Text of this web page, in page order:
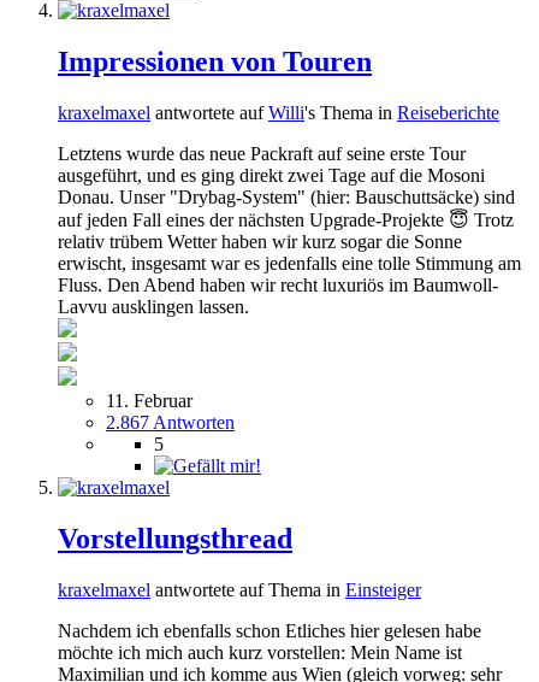
Impressionen von Touren
kraxelmaxel antwortete aufWilli's Thema in Reiseberichte
Letztens wurde das neue Packraft auf seine erste Tour
ausgeführt, und es ging direkt zwei Tage auf die Mosoni
Donau. Unser "Drybag-System" (hier: Bauschuttsäcke) sind
auf jeden Fall eines der nächsten Upgrade-Projekte 😇 Trotz
relativ trübem Wetter haben wir kurz sogar die Sonne
erwischt, insgesamt war es jedenfalls eine tolle Stimmung am
Fluss. Den Abend haben wir recht luxuriös im Baumwoll-
Lavvu ausklingen lassen.
11. Februar
2.867 Antworten
5
Vorstellungsthread
kraxelmaxel antwortete auf Thema in Einsteiger
Nachdem ich ebenfalls schon Etliches hier gelesen habe
möchte ich mich auch kurz vorstellen: Mein Name ist
Maximilian und ich komme aus Wien (gleich vorweg: sehr